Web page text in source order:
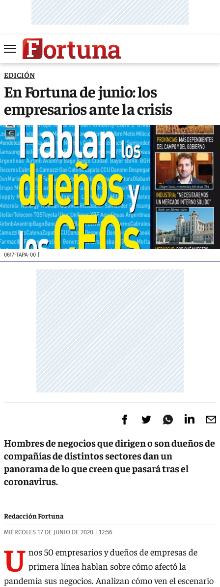
EDICIÓN
En Fortuna de junio: los
empresarios ante la crisis
0617-TAPA-00
Hombres de negocios que dirigen o son dueños de
compañías de distintos sectores dan un
panorama de lo que creen que pasará tras el
coronavirus.
Redacción Fortuna
MIÉRCOLES 17 DE JUNIO DE 2020 | 12:56
U nos 50 empresarios y dueños de empresas de
primera línea hablan sobre cómo afectó la
pandemia sus negocios. Analizan cómo ven el escenario